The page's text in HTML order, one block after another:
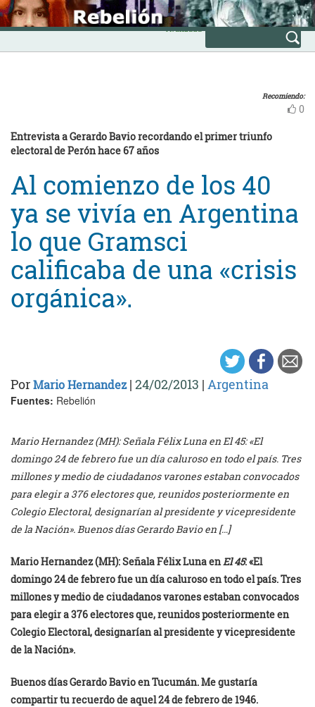
Skip
to
content
INICIO
Avanzada
Recomiendo:
0
Entrevista a Gerardo Bavio recordando el primer triunfo
electoral de Perón hace 67 años
Al comienzo de los 40
ya se vivía en Argentina
lo que Gramsci
calificaba de una «crisis
orgánica».
PorMario Hernandez| 24/02/2013 | Argentina
Fuentes: Rebelión
Mario Hernandez (MH): Señala Félix Luna en El 45: «El
domingo 24 de febrero fue un día caluroso en todo el país. Tres
millones y medio de ciudadanos varones estaban convocados
para elegir a 376 electores que, reunidos posteriormente en
Colegio Electoral, designarían al presidente y vicepresidente
de la Nación». Buenos días Gerardo Bavio en […]
Mario Hernandez (MH): Señala Félix Luna enEl 45: «El
domingo 24 de febrero fue un día caluroso en todo el país. Tres
millones y medio de ciudadanos varones estaban convocados
para elegir a 376 electores que, reunidos posteriormente en
Colegio Electoral, designarían al presidente y vicepresidente
de la Nación».
Buenos días Gerardo Bavio en Tucumán. Me gustaría
compartir tu recuerdo de aquel 24 de febrero de 1946.